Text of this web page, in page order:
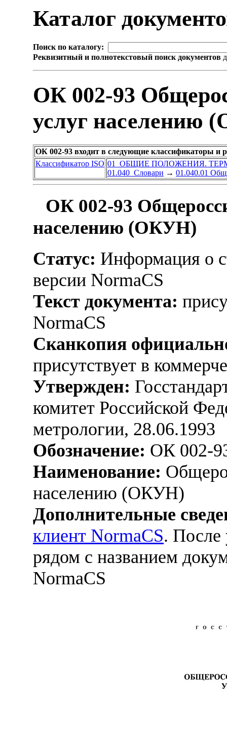
Каталог
Поиск по каталогу:
Реквизитный и полнотекстовый поиск документов
ОК 002-93
услуг населению
ОК 002-93 входит в следующие классификаторы и
Классификатор ISO 01 ОБЩИЕ ПОЛОЖЕНИЯ.
01.040 Словари → 01.040.01
ОК 002-93
населению (ОКУН)
Статус: Информация о
версии NormaCS
Текст документа:
NormaCS
Сканкопия
присутствует в
Утвержден:
комитет Российской
метрологии, 28.06.1993
Обозначение: ОК 002-
Наименование:
населению (ОКУН)
Дополнительные
клиент NormaCS. После
рядом с названием
NormaCS